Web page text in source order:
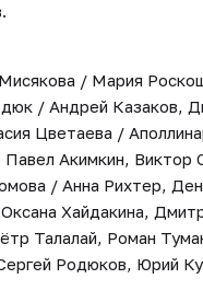
/ Мария
/ Андрей Казаков,
Цветаева /
Акимкин,
/ Анна Рихтер,
Хайдакина,
Талалай, Роман
Родюков, Юрий